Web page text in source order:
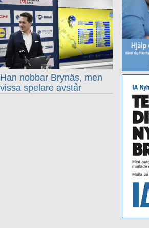
Han nobbar Brynäs, men
vissa spelare avstår